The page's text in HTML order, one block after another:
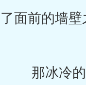
了面前的墙壁
那冰冷的